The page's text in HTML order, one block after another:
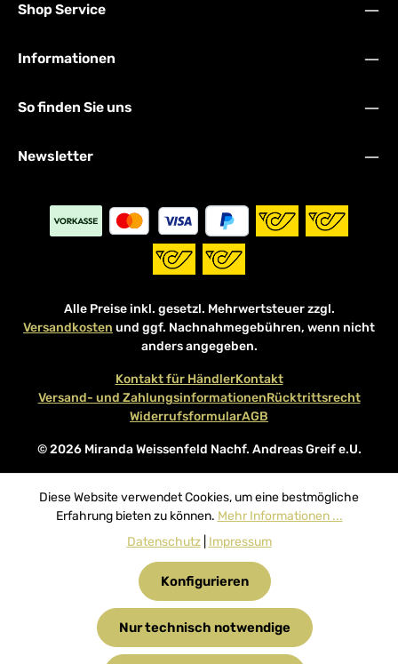
Shop Service
Informationen
So finden Sie uns
Newsletter
Alle Preise inkl. gesetzl. Mehrwertsteuer zzgl.
Versandkosten und ggf. Nachnahmegebühren, wenn nicht
anders angegeben.
© 2026 Miranda Weissenfeld Nachf. Andreas Greif e.U.
Kontakt für HändlerKontakt
Versand- und ZahlungsinformationenRücktrittsrecht
WiderrufsformularAGB
Diese Website verwendet Cookies, um eine bestmögliche
Erfahrung bieten zu können. Mehr Informationen ...
Datenschutz| Impressum
Nur technisch notwendige
Konfigurieren